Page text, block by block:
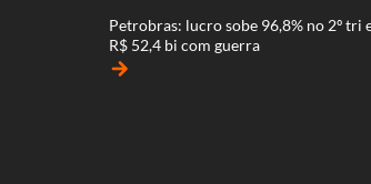
Petrobras: lucro sobe 96,8% no 2º tri
R$ 52,4 bi com guerra
arrow_forward